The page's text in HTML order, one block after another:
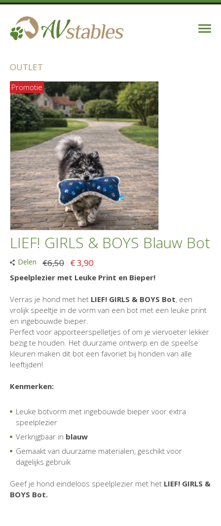
OUTLET
Promotie
LIEF! GIRLS & BOYS Blauw Bot
Delen €6,50 € 3,90
Speelplezier met Leuke Print en Bieper!
Verras je hond met het LIEF! GIRLS & BOYS Bot, een
vrolijk speeltje in de vorm van een bot met een leuke print
en ingebouwde bieper.
Perfect voor apporteerspelletjes of om je viervoeter lekker
bezig te houden. Het duurzame ontwerp en de speelse
kleuren maken dit bot een favoriet bij honden van alle
leeftijden!
Kenmerken:
Leuke botvorm met ingebouwde bieper voor extra
speelplezier
Verkrijgbaar in blauw
Gemaakt van duurzame materialen, geschikt voor
dagelijks gebruik
Geef je hond eindeloos speelplezier met het LIEF! GIRLS &
BOYS Bot.